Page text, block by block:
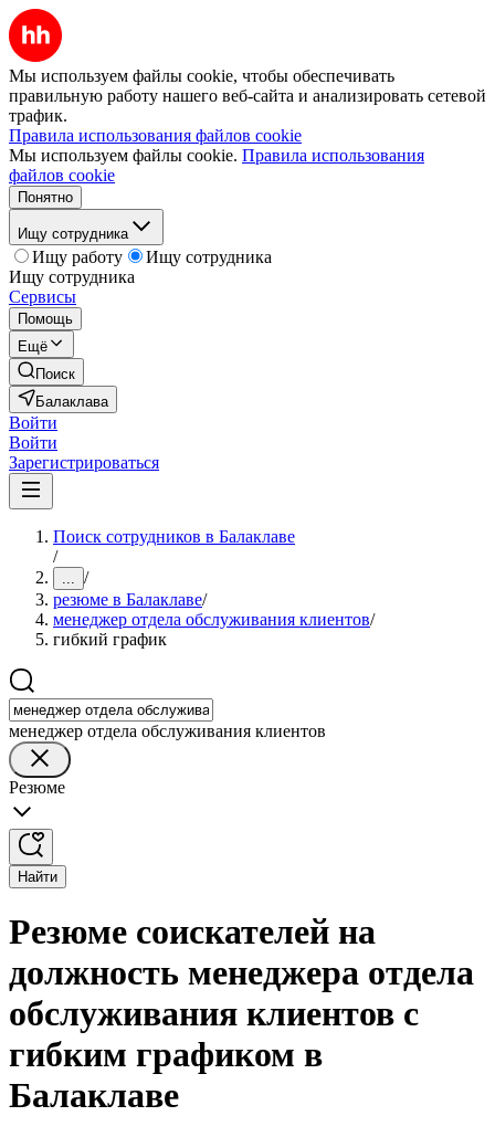
Мы используем файлы cookie, чтобы обеспечивать
правильную работу нашего веб-сайта и анализировать сетевой
трафик.
Правила использования файлов cookie
Мы используем файлы cookie. Правила использования
файлов cookie
Понятно
Ищу сотрудника
Ищу работу
Ищу сотрудника
Ищу сотрудника
Сервисы
Помощь
Ещё
Поиск
Балаклава
Войти
Войти
Зарегистрироваться
Поиск сотрудников в Балаклаве
/
... /
резюме в Балаклаве/
менеджер отдела обслуживания клиентов/
гибкий график
менеджер отдела обслуживания клиентов
Резюме
Найти
Резюме соискателей на
должность менеджера отдела
обслуживания клиентов с
гибким графиком в
Балаклаве